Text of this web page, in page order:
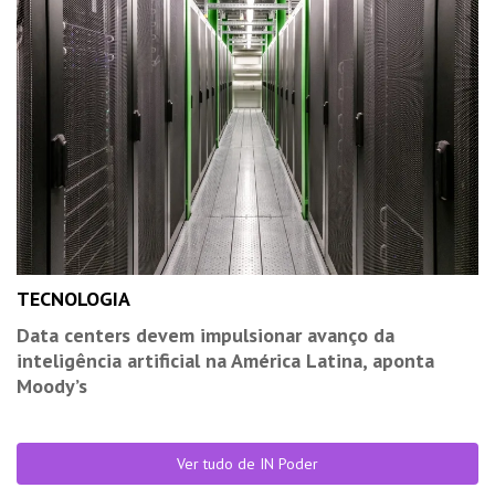
TECNOLOGIA
Data centers devem impulsionar avanço da
inteligência artificial na América Latina, aponta
Moody’s
Ver tudo de IN Poder